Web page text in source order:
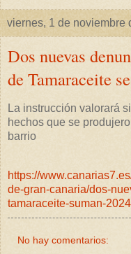
viernes, 1 de noviembre
Dos nuevas
de Tamaraceite
La instrucción valorará
hechos que se
barrio
https://
de-gran-canaria/dos-
tamaraceite-suman-
No hay comentarios: